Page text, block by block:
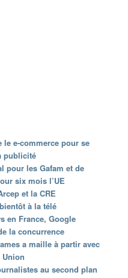
le e-commerce pour se
publicité
pour les Gafam et de
six mois l’UE
et la CRE
à la télé
en France, Google
la concurrence
a maille à partir avec
Union
au second plan